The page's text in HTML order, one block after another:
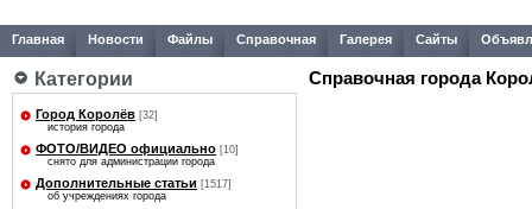
Главная Новости Файлы Справочная Галерея Сайты
Категории
Город Королёв [32]
история города
ФОТО/ВИДЕО официально [10]
снято для администрации города
Дополнительные статьи [1517]
об учреждениях города
Справочная города